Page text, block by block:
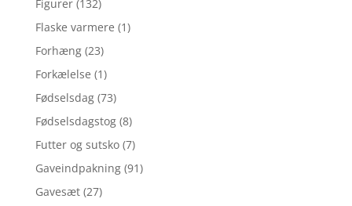
Figurer (132)
Flaske varmere (1)
Forhæng (23)
Forkælelse (1)
Fødselsdag (73)
Fødselsdagstog (8)
Futter og sutsko (7)
Gaveindpakning (91)
Gavesæt (27)